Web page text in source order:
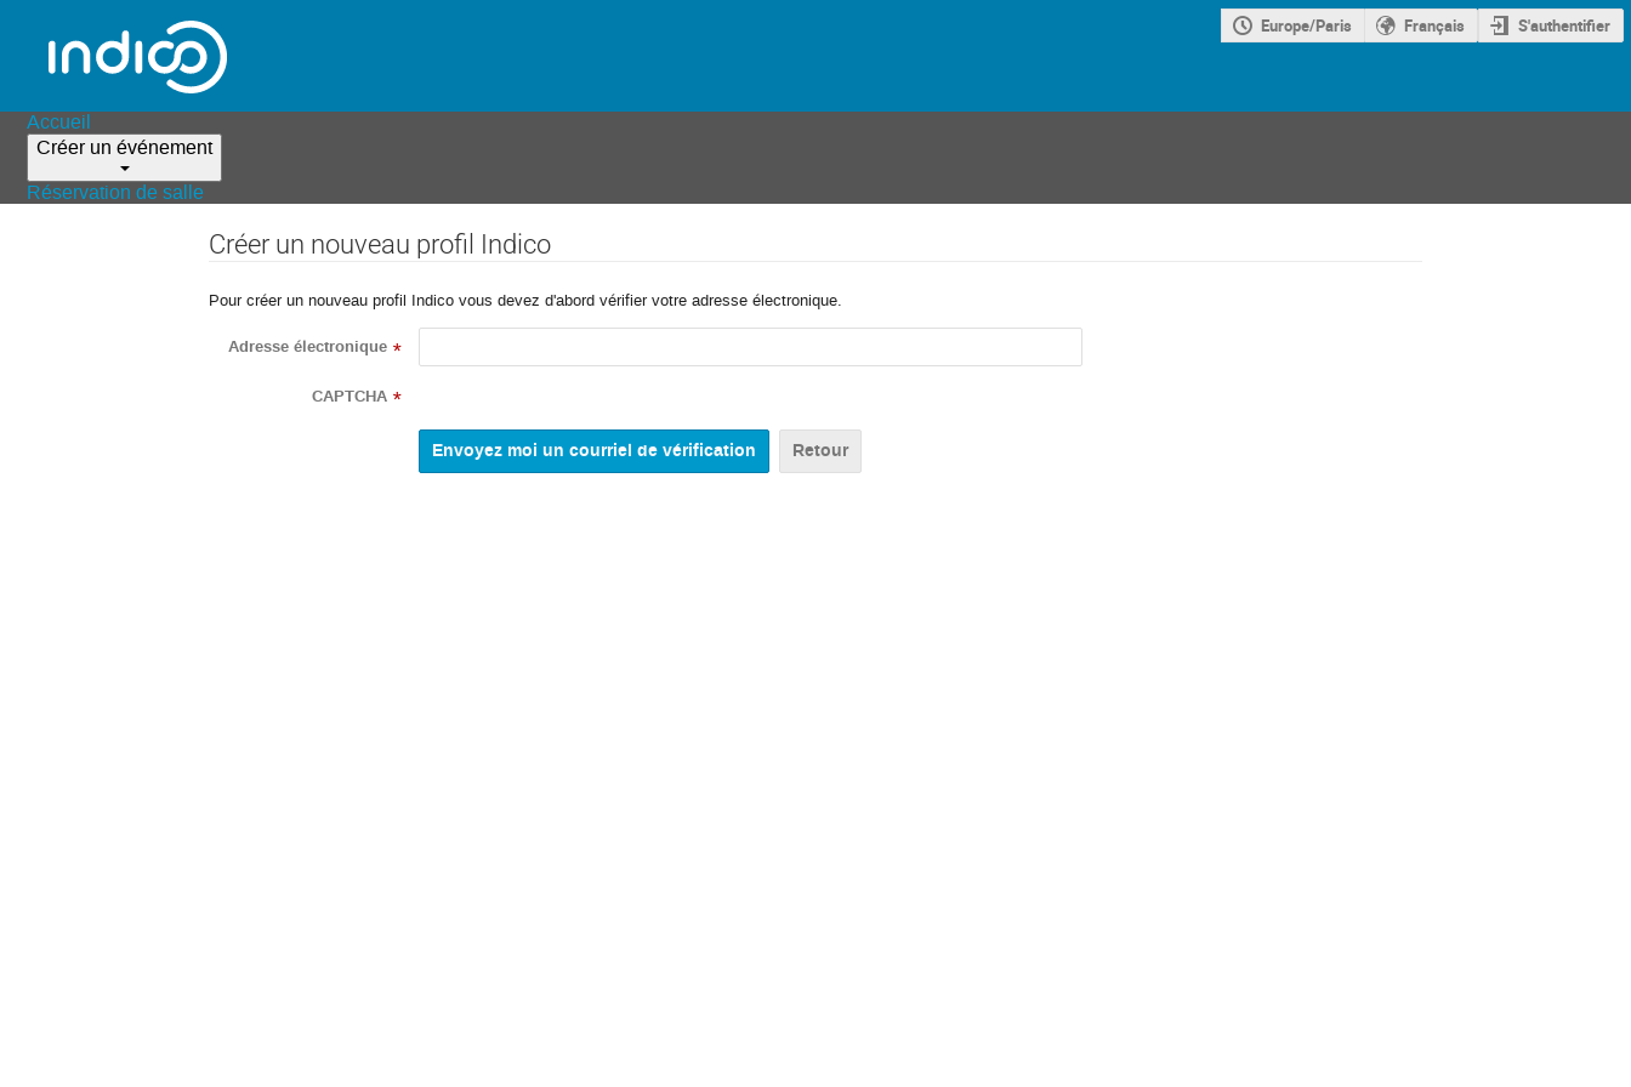
Europe/Paris Français S'authentifier
Accueil
Créer un événement
Réservation de salle
Créer un nouveau profil Indico
Pour créer un nouveau profil Indico vous devez d'abord vérifier votre adresse électronique.
Adresse électronique *
CAPTCHA *
Retour